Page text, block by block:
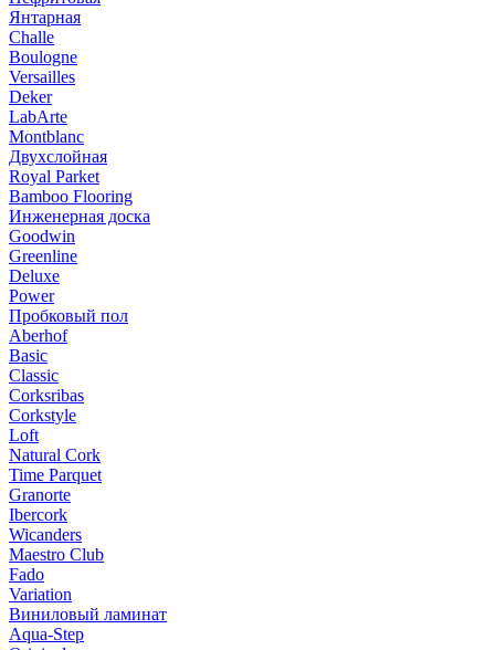
Янтарная
Challe
Boulogne
Versailles
Deker
LabArte
Montblanc
Двухслойная
Royal Parket
Bamboo Flooring
Инженерная доска
Goodwin
Greenline
Deluxe
Power
Пробковый пол
Aberhof
Basic
Classic
Corksribas
Corkstyle
Loft
Natural Cork
Time Parquet
Granorte
Ibercork
Wicanders
Мaestro Club
Fado
Variation
Виниловый ламинат
Aqua-Step